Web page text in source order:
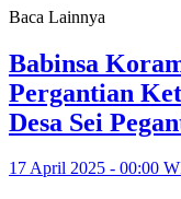
Baca Lainnya
Babinsa
Pergantian
Desa Sei
17 April 2025 - 00:00